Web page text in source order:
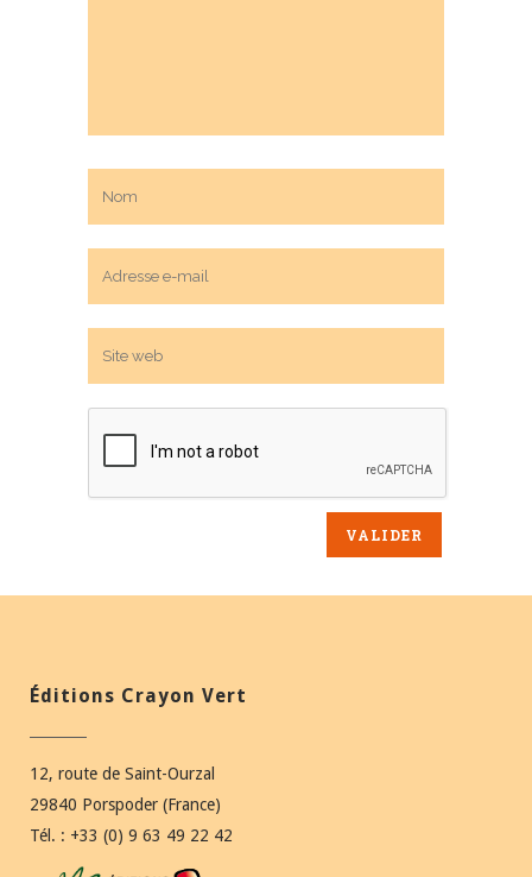
Éditions Crayon Vert
12, route de Saint-Ourzal
29840 Porspoder (France)
Tél. : +33 (0) 9 63 49 22 42